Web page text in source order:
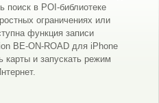
поиск в POI-библиотеке
ограничениях или
функция записи
BE-ON-ROAD для iPhone
карты и запускать режим